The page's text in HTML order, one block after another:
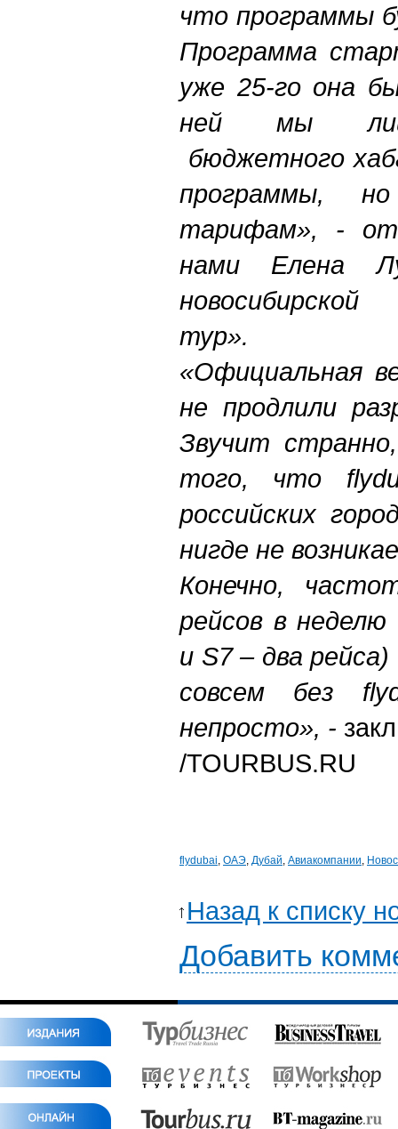
что программы
Программа
уже 25-го она
ней мы
бюджетного
программы,
тарифам», -
нами Елена
тур».
«Официальная
не продлили
Звучит
того, что
российских
нигде не
Конечно,
рейсов в
и S7 – два
совсем без
непросто», -
/TOURBUS.RU
flydubai, ОАЭ, Дубай, Авиакомпании,
Назад к списку
Добавить